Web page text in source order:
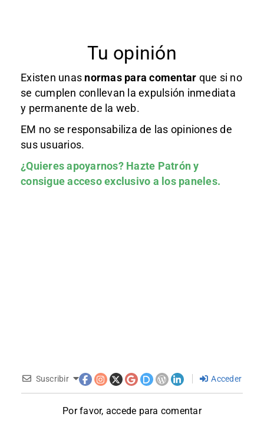
Tu opinión
Existen unas normas para comentar que si no
se cumplen conllevan la expulsión inmediata
y permanente de la web.
EM no se responsabiliza de las opiniones de
sus usuarios.
¿Quieres apoyarnos? Hazte Patróny
consigue acceso exclusivo a los paneles.
Suscribir Acceder
Por favor, accede para comentar